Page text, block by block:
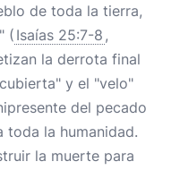
de toda la tierra,
( Isaías 25:7-8 ,
la derrota final
y el "velo"
del pecado
la humanidad.
la muerte para